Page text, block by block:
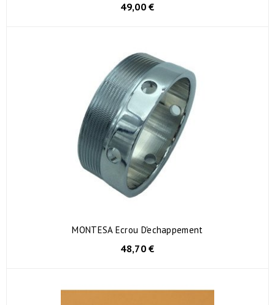
49,00 €
MONTESA Ecrou D'echappement
48,70 €